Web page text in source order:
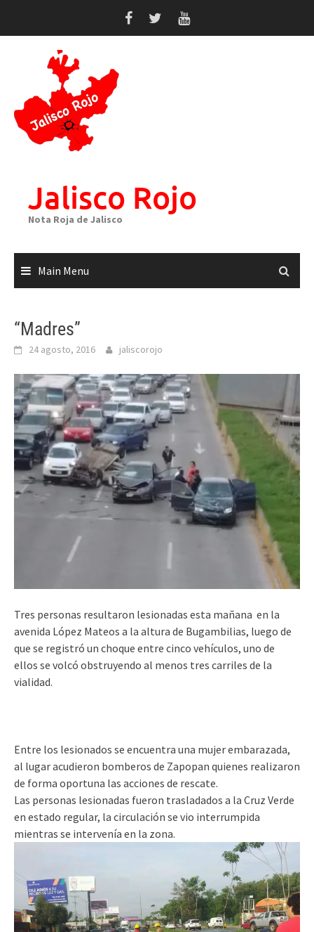
Jalisco Rojo
Nota Roja de Jalisco
Main Menu
“Madres”
24 agosto, 2016 jaliscorojo
Tres personas resultaron lesionadas esta mañana en la
avenida López Mateos a la altura de Bugambilias, luego de
que se registró un choque entre cinco vehículos, uno de
ellos se volcó obstruyendo al menos tres carriles de la
vialidad.
Entre los lesionados se encuentra una mujer embarazada,
al lugar acudieron bomberos de Zapopan quienes realizaron
de forma oportuna las acciones de rescate.
Las personas lesionadas fueron trasladados a la Cruz Verde
en estado regular, la circulación se vio interrumpida
mientras se intervenía en la zona.